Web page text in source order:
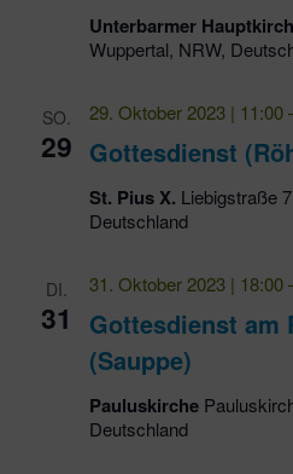
Unterbarmer
Wuppertal, NRW,
SO.
29 Gottesdienst
29. Oktober 2023 | 11:00
St. Pius X. Liebigstraße
Deutschland
DI.
31
Gottesdienst am
(Sauppe)
31. Oktober 2023 | 18:00
Pauluskirche
Deutschland